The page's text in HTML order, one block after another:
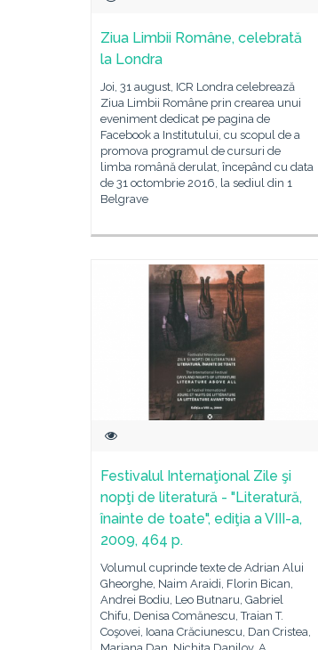
Ziua Limbii Române, celebrată
la Londra
Joi, 31 august, ICR Londra celebrează
Ziua Limbii Române prin crearea unui
eveniment dedicat pe pagina de
Facebook a Institutului, cu scopul de a
promova programul de cursuri de
limba română derulat, începând cu data
de 31 octombrie 2016, la sediul din 1
Belgrave
Festivalul Internaţional Zile şi
nopţi de literatură - "Literatură,
înainte de toate", ediţia a VIII-a,
2009, 464 p.
Volumul cuprinde texte de Adrian Alui
Gheorghe, Naim Araidi, Florin Bican,
Andrei Bodiu, Leo Butnaru, Gabriel
Chifu, Denisa Comănescu, Traian T.
Coşovei, Ioana Crăciunescu, Dan Cristea,